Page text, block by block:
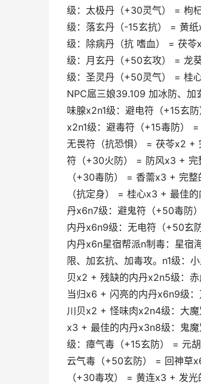
级：太极丹（+30灵气） = 枸
级：落玄丹（-15玄抗） = 黄
级：除病丹（抗 嗜血） = 茯
级：月玄丹（+50玄攻） = 龙
级：圣灵丹（+50灵气） = 桂
NPC扈三娘39.109 加冰防、
味腺x2n1级：避电符（+15玄
x2n1级：避毒符（+15毒防）
无畏符（抗恐惧） = 茯苓x2 +
符（+30火防） = 防风x3 + 完
（+30毒防） = 香薷x3 + 完
（抗定身） = 桂心x3 + 最佳
丹x6n7级：避鬼符（+50毒防
内丹x6n9级：无电符（+50玄
内丹x6n星宿帮派n制毒：星宿
限、加玄抗、加毒攻。n1级：
贝x2 + 残缺的内丹x2n5级：
当归x6 + 闪亮的内丹x6n9级
川贝x2 + 怪味肉x2n4级：大
x3 + 最佳的内丹x3n8级：鬼
级：瘴气毒（+15玄防） = 元
云气毒（+50玄防） = 回神草
（+30毒攻） = 黄连x3 + 发